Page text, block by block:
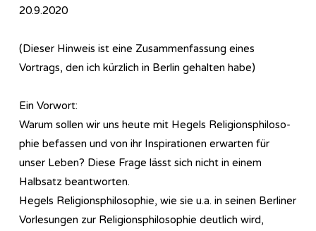
20.9.2020
(Dieser Hinweis ist eine Zusammenfassung eines
Vortrags, den ich kürzlich in Berlin gehalten habe)
Ein Vorwort:
Warum sollen wir uns heute mit Hegels Re­li­gi­ons­phi­lo­so­
phie befassen und von ihr Inspirationen erwarten für
unser Leben? Diese Frage lässt sich nicht in einem
Halbsatz beantworten.
Hegels Re­li­gi­ons­phi­lo­so­phie, wie sie u.a. in seinen Berliner
Vorlesungen zur Re­li­gi­ons­phi­lo­so­phie deutlich wird,